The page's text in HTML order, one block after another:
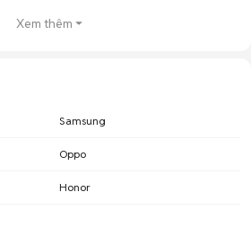
Xem thêm
Samsung
Oppo
Honor